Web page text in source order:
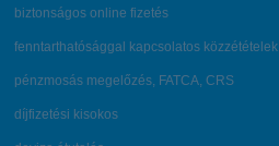
biztonságos online fizetés
fenntarthatósággal kapcsolatos közzétételek
pénzmosás megelőzés, FATCA, CRS
díjfizetési kisokos